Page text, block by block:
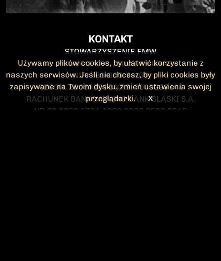
KONTAKT
STOWARZYSZENIE FMW
UL. POLANKI 41-1 , 80-308 GDAŃSK
NIP: 583-300-74-60
REGON: 220532063 KRS: 0000295148
RACHUNEK BANKOWY: ING BANK ŚLĄSKI S.A.
NR 90 1050 1764 1000 0023 2582 8545
Używamy plików cookies, by ułatwić korzystanie z
naszych serwisów. Jeśli nie chcesz, by pliki cookies były
zapisywane na Twoim dysku, zmień ustawienia swojej
przeglądarki.
X